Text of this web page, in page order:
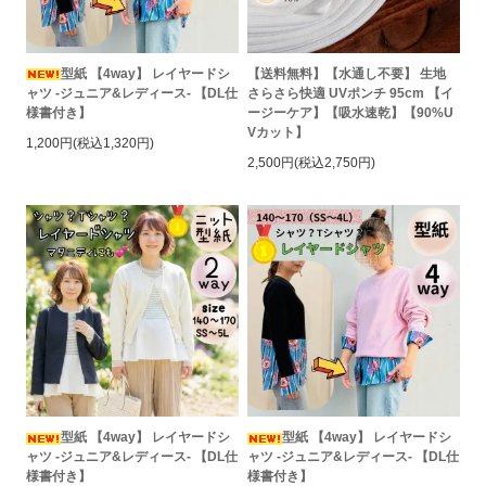
型紙 【4way】 レイヤードシ
ャツ -ジュニア&レディース- 【DL仕
様書付き】
1,200円(税込1,320円)
【送料無料】【水通し不要】 生地
さらさら快適 UVポンチ 95cm 【イ
ージーケア】【吸水速乾】【90%U
Vカット】
2,500円(税込2,750円)
型紙 【4way】 レイヤードシ
ャツ -ジュニア&レディース- 【DL仕
様書付き】
型紙 【4way】 レイヤードシ
ャツ -ジュニア&レディース- 【DL仕
様書付き】